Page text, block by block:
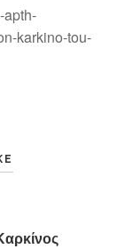
apth-
karkino-tou-